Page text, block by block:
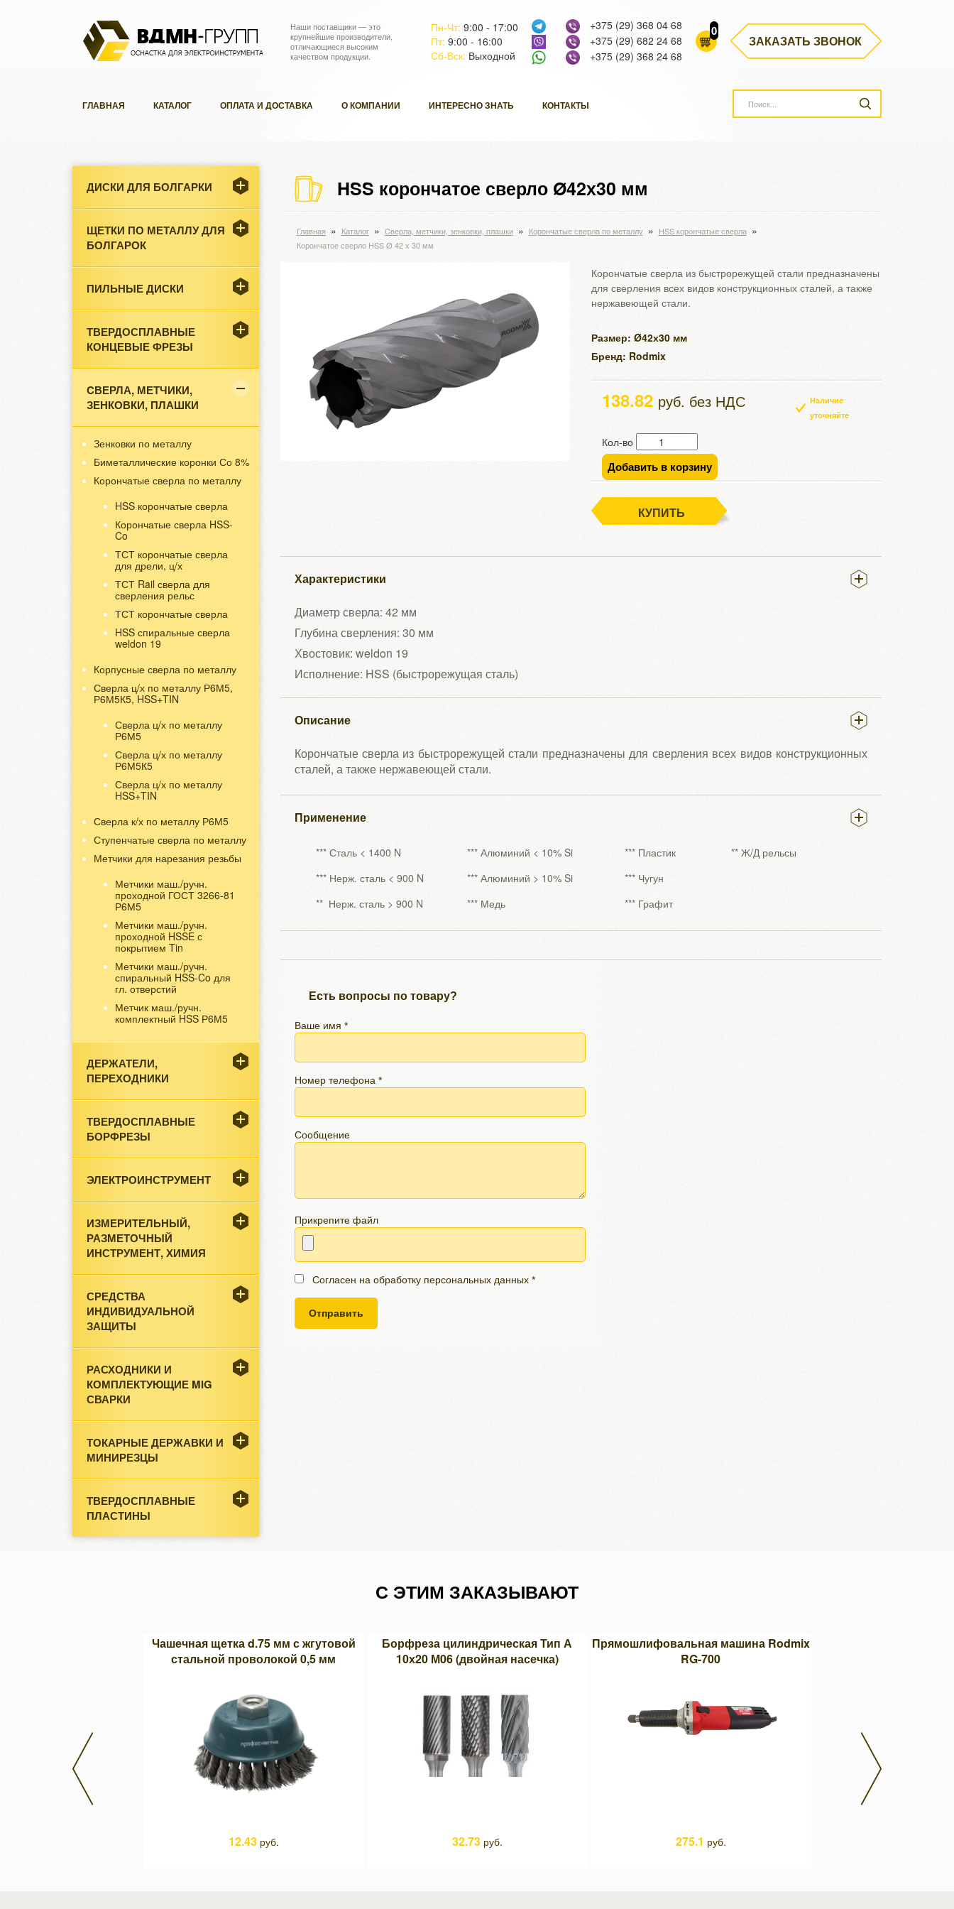
Наши поставщики — это
крупнейшие производители,
отличающиеся высоким
качеством продукции.
Пн-Чт: 9:00 - 17:00
Пт: 9:00 - 16:00
Сб-Вск: Выходной
+375 (29) 368 04 68
+375 (29) 682 24 68
+375 (29) 368 24 68
0
ЗАКАЗАТЬ ЗВОНОК
ГЛАВНАЯ КАТАЛОГ ОПЛАТА И ДОСТАВКА О КОМПАНИИ ИНТЕРЕСНО ЗНАТЬ КОНТАКТЫ
ДИСКИ ДЛЯ БОЛГАРКИ
ЩЕТКИ ПО МЕТАЛЛУ ДЛЯ
БОЛГАРОК
ПИЛЬНЫЕ ДИСКИ
ТВЕРДОСПЛАВНЫЕ
КОНЦЕВЫЕ ФРЕЗЫ
CВЕРЛА, МЕТЧИКИ,
ЗЕНКОВКИ, ПЛАШКИ
Зенковки по металлу
Биметаллические коронки Со 8%
Корончатые сверла по металлу
HSS корончатые сверла
Корончатые сверла HSS-
Co
ТСТ корончатые сверла
для дрели, ц/х
ТСТ Rail сверла для
сверления рельс
ТСТ корончатые сверла
HSS спиральные сверла
weldon 19
Корпусные сверла по металлу
Сверла ц/х по металлу Р6М5,
Р6М5К5, HSS+TIN
Сверла ц/х по металлу
Р6М5
Сверла ц/х по металлу
Р6М5К5
Сверла ц/х по металлу
HSS+TIN
Сверла к/х по металлу Р6М5
Ступенчатые сверла по металлу
Метчики для нарезания резьбы
Метчики маш./ручн.
проходной ГОСТ 3266-81
Р6М5
Метчики маш./ручн.
проходной HSSE с
покрытием Tin
Метчики маш./ручн.
спиральный HSS-Co для
гл. отверстий
Метчик маш./ручн.
комплектный HSS Р6М5
ДЕРЖАТЕЛИ,
ПЕРЕХОДНИКИ
ТВЕРДОСПЛАВНЫЕ
БОРФРЕЗЫ
ЭЛЕКТРОИНСТРУМЕНТ
ИЗМЕРИТЕЛЬНЫЙ,
РАЗМЕТОЧНЫЙ
ИНСТРУМЕНТ, ХИМИЯ
СРЕДСТВА
ИНДИВИДУАЛЬНОЙ
ЗАЩИТЫ
РАСХОДНИКИ И
КОМПЛЕКТУЮЩИЕ MIG
СВАРКИ
ТОКАРНЫЕ ДЕРЖАВКИ И
МИНИРЕЗЦЫ
ТВЕРДОСПЛАВНЫЕ
ПЛАСТИНЫ
HSS корончатое сверло Ø42х30 мм
Главная » Каталог » Cверла, метчики, зенковки, плашки » Корончатые сверла по металлу » HSS корончатые сверла »
Корончатое сверло HSS Ø 42 х 30 мм
Корончатые сверла из быстрорежущей стали предназначены
для сверления всех видов конструкционных сталей, а также
нержавеющей стали.
Размер: Ø42х30 мм
Бренд: Rodmix
138.82 руб. без НДС
Наличие
уточняйте
Кол-во
Добавить в корзину
КУПИТЬ
Характеристики
Диаметр сверла: 42 мм
Глубина сверления: 30 мм
Хвостовик: weldon 19
Исполнение: HSS (быстрорежущая сталь)
Описание
Корончатые сверла из быстрорежущей стали предназначены для сверления всех видов конструкционных
сталей, а также нержавеющей стали.
Применение
*** Сталь < 1400 N *** Алюминий < 10% Si *** Пластик
** Ж/Д рельсы
*** Нерж. сталь < 900 N
*** Алюминий > 10% Si
*** Чугун
** Нерж. сталь > 900 N
*** Медь *** Графит
Есть вопросы по товару?
Ваше имя *
Номер телефона *
Сообщение
Прикрепите файл
Согласен на обработку персональных данных *
Отправить
С ЭТИМ ЗАКАЗЫВАЮТ
Чашечная щетка d.75 мм с жгутовой
стальной проволокой 0,5 мм
12.43 руб.
Борфреза цилиндрическая Тип А
10х20 М06 (двойная насечка)
32.73 руб.
Прямошлифовальная машина Rodmix
RG-700
275.1 руб.